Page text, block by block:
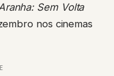
Sem Volta
nos cinemas